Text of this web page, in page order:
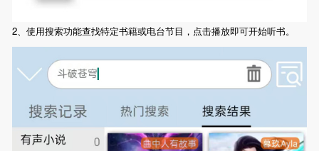
2、使用搜索功能查找特定书籍或电台节目，点击播放即可开始听书。